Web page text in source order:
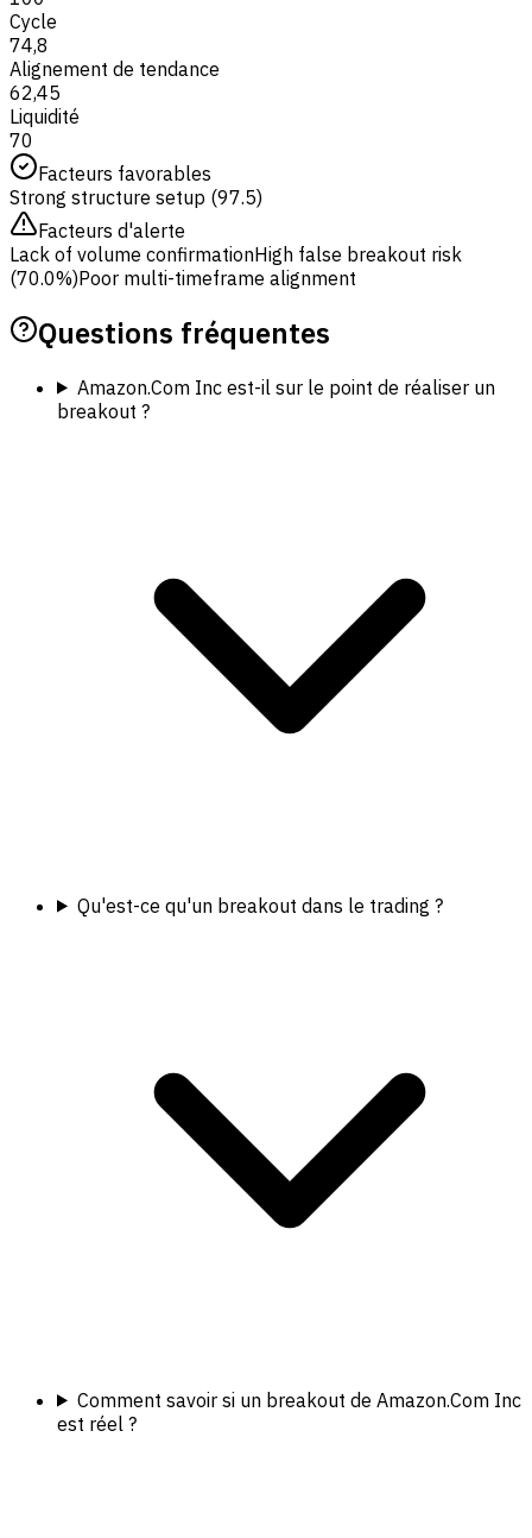
Cycle
74,8
Alignement de tendance
62,45
Liquidité
70
Facteurs favorables
Strong structure setup (97.5)
Facteurs d'alerte
Lack of volume confirmationHigh false breakout risk
(70.0%)Poor multi-timeframe alignment
Questions fréquentes
Amazon.Com Inc est-il sur le point de réaliser un
breakout ?
Qu'est-ce qu'un breakout dans le trading ?
Comment savoir si un breakout de Amazon.Com Inc
est réel ?